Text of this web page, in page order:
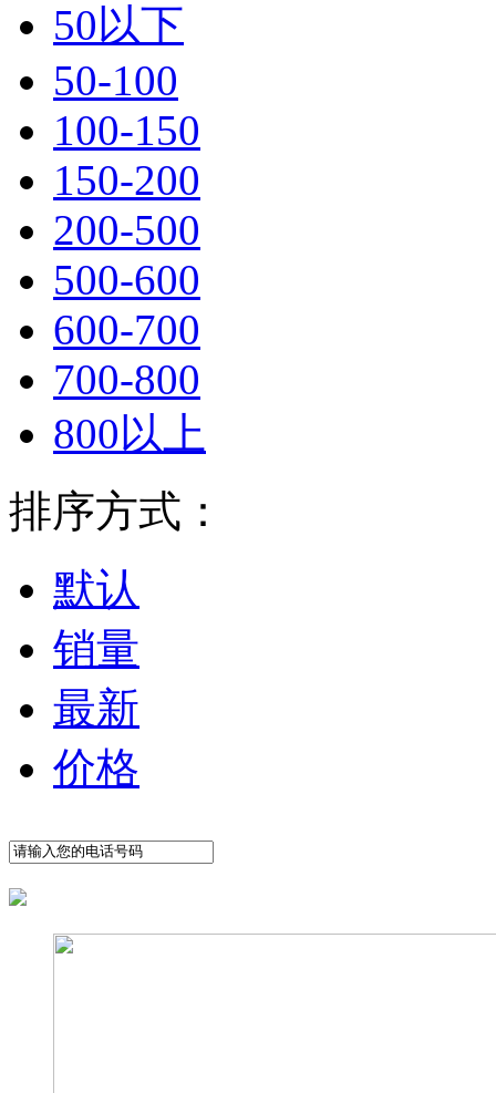
50以下
50-100
100-150
150-200
200-500
500-600
600-700
700-800
800以上
排序方式：
默认
销量
最新
价格